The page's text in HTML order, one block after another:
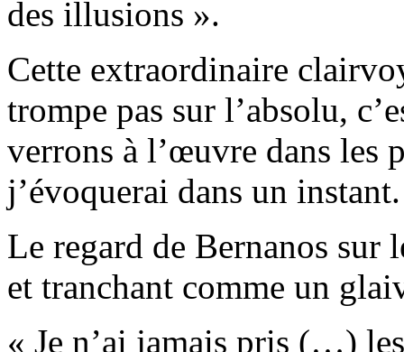
des illusions ».
Cette extraordinaire
trompe pas sur l’absolu,
verrons à l’œuvre dans les
j’évoquerai dans un instant.
Le regard de Bernanos sur
et tranchant comme un
« Je n’ai jamais pris (…)